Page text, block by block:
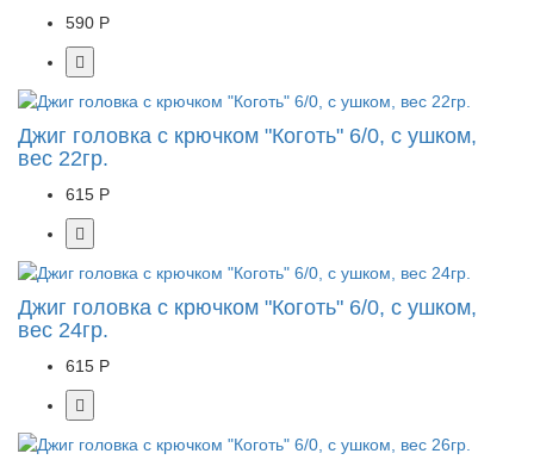
590 Р
Джиг головка с крючком "Коготь" 6/0, с ушком,
вес 22гр.
615 Р
Джиг головка с крючком "Коготь" 6/0, с ушком,
вес 24гр.
615 Р